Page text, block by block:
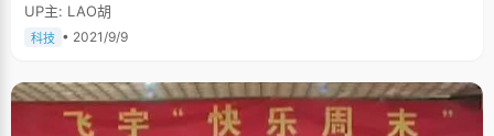
UP主: LAO胡
科技 • 2021/9/9